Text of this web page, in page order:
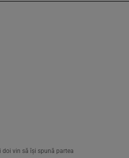
doi vin să își spună partea